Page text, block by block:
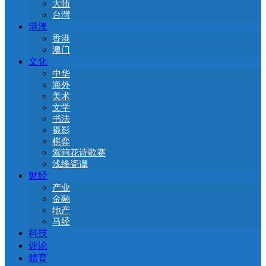
大陆
台灣
港澳
香港
澳门
文化
中华
海外
美术
文学
书法
摄影
棋弈
紫荊花诗歌赛
浅绛瓷谭
财经
产业
金融
地产
马经
科技
评论
體育